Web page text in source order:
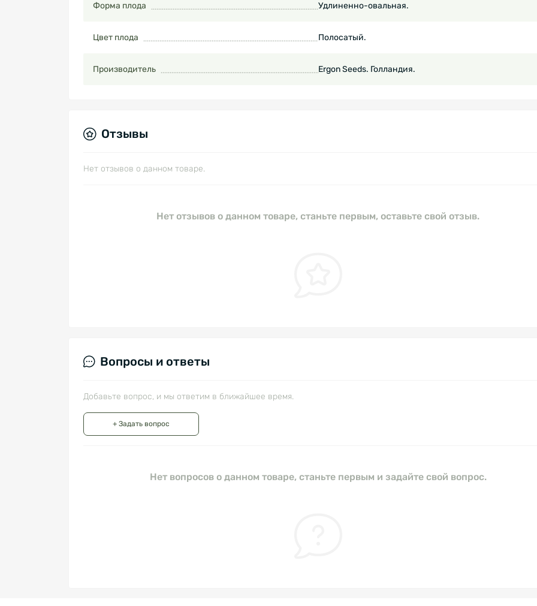
Форма плода Удлиненно-овальная.
Цвет плода Полосатый.
Производитель Ergon Seeds. Голландия.
Отзывы
Нет отзывов о данном товаре.
Нет отзывов о данном товаре, станьте первым, оставьте свой отзыв.
Вопросы и ответы
Добавьте вопрос, и мы ответим в ближайшее время.
+ Задать вопрос
Нет вопросов о данном товаре, станьте первым и задайте свой вопрос.